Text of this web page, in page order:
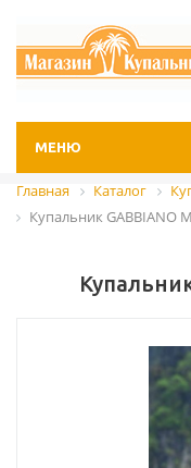
МЕНЮ
Главная Каталог
Купальник GABBIANO